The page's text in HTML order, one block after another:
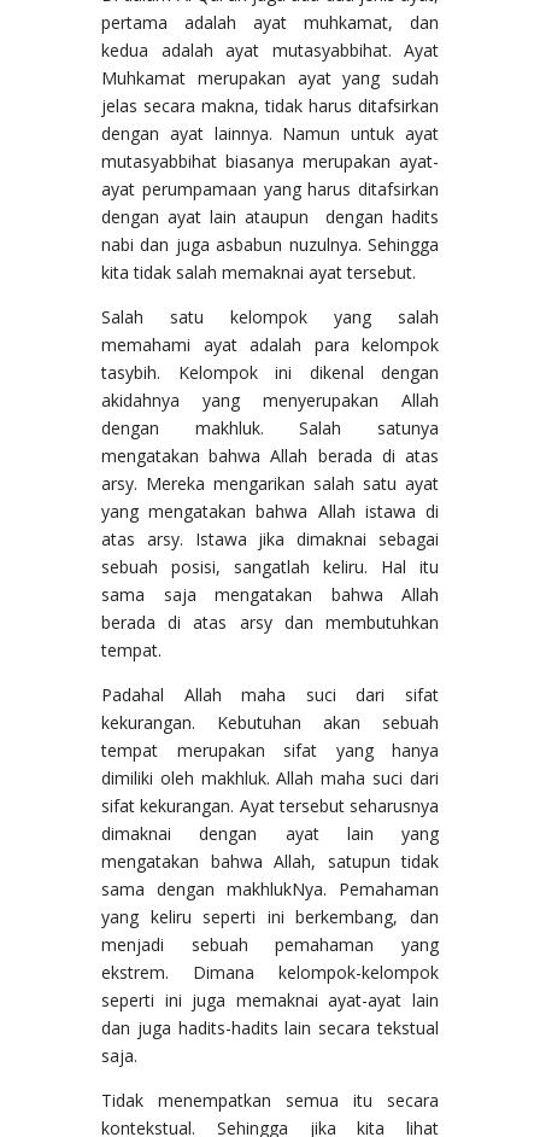
pertama adalah ayat muhkamat, dan
kedua adalah ayat mutasyabbihat. Ayat
Muhkamat merupakan ayat yang sudah
jelas secara makna, tidak harus ditafsirkan
dengan ayat lainnya. Namun untuk ayat
mutasyabbihat biasanya merupakan ayat-
ayat perumpamaan yang harus ditafsirkan
dengan ayat lain ataupun dengan hadits
nabi dan juga asbabun nuzulnya. Sehingga
kita tidak salah memaknai ayat tersebut.
Salah satu kelompok yang salah
memahami ayat adalah para kelompok
tasybih. Kelompok ini dikenal dengan
akidahnya yang menyerupakan Allah
dengan makhluk. Salah satunya
mengatakan bahwa Allah berada di atas
arsy. Mereka mengarikan salah satu ayat
yang mengatakan bahwa Allah istawa di
atas arsy. Istawa jika dimaknai sebagai
sebuah posisi, sangatlah keliru. Hal itu
sama saja mengatakan bahwa Allah
berada di atas arsy dan membutuhkan
tempat.
Padahal Allah maha suci dari sifat
kekurangan. Kebutuhan akan sebuah
tempat merupakan sifat yang hanya
dimiliki oleh makhluk. Allah maha suci dari
sifat kekurangan. Ayat tersebut seharusnya
dimaknai dengan ayat lain yang
mengatakan bahwa Allah, satupun tidak
sama dengan makhlukNya. Pemahaman
yang keliru seperti ini berkembang, dan
menjadi sebuah pemahaman yang
ekstrem. Dimana kelompok-kelompok
seperti ini juga memaknai ayat-ayat lain
dan juga hadits-hadits lain secara tekstual
saja.
Tidak menempatkan semua itu secara
kontekstual. Sehingga jika kita lihat